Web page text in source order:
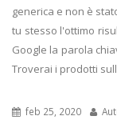
generica e non è
tu stesso l'ottimo
Google la parola
Troverai i prodotti
feb 25, 2020